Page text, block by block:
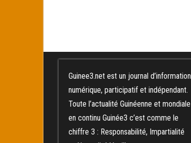
Guinee3.net est un journal d’information
numérique, participatif et indépendant.
Toute l’actualité Guinéenne et mondiale
en continu Guinée3 c’est comme le
chiffre 3 : Responsabilité, Impartialité